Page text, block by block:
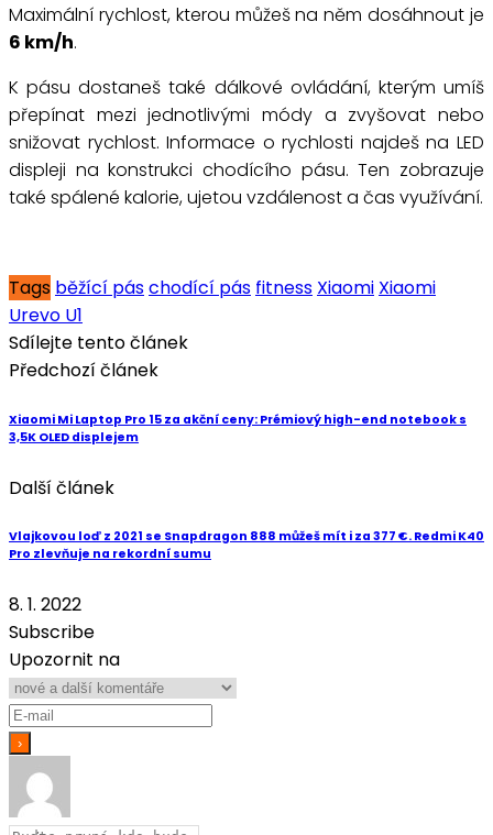
Maximální rychlost, kterou můžeš na něm dosáhnout je
6 km/h.
K pásu dostaneš také dálkové ovládání, kterým umíš
přepínat mezi jednotlivými módy a zvyšovat nebo
snižovat rychlost. Informace o rychlosti najdeš na LED
displeji na konstrukci chodícího pásu. Ten zobrazuje
také spálené kalorie, ujetou vzdálenost a čas využívání.
Tags běžící páschodící pás fitness Xiaomi Xiaomi
Urevo U1
Sdílejte tento článek
Předchozí článek
Xiaomi Mi Laptop Pro 15 za akční ceny: Prémiový high-end notebook s
3,5K OLED displejem
Další článek
Vlajkovou loď z 2021 se Snapdragon 888 můžeš mít i za 377 €. Redmi K40
Pro zlevňuje na rekordní sumu
8. 1. 2022
Subscribe
Upozornit na